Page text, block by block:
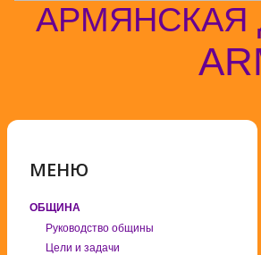
АРМЯНСКАЯ
МЕНЮ
ОБЩИНА
Руководство общины
Цели и задачи